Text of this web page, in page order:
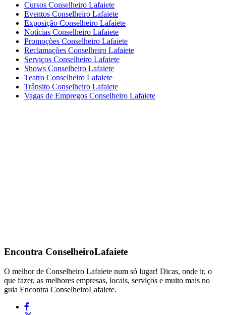
Cursos Conselheiro Lafaiete
Eventos Conselheiro Lafaiete
Exposição Conselheiro Lafaiete
Notícias Conselheiro Lafaiete
Promoções Conselheiro Lafaiete
Reclamações Conselheiro Lafaiete
Serviços Conselheiro Lafaiete
Shows Conselheiro Lafaiete
Teatro Conselheiro Lafaiete
Trânsito Conselheiro Lafaiete
Vagas de Empregos Conselheiro Lafaiete
Encontra ConselheiroLafaiete
O melhor de Conselheiro Lafaiete num só lugar! Dicas, onde ir, o
que fazer, as melhores empresas, locais, serviços e muito mais no
guia Encontra ConselheiroLafaiete.